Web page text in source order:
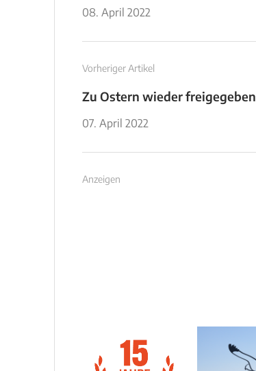
08. April 2022
Vorheriger Artikel
Zu Ostern wieder freigegeben
07. April 2022
Anzeigen